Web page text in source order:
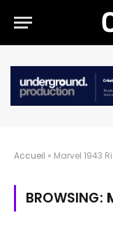
Accueil » Marvel 1943
BROWSING: